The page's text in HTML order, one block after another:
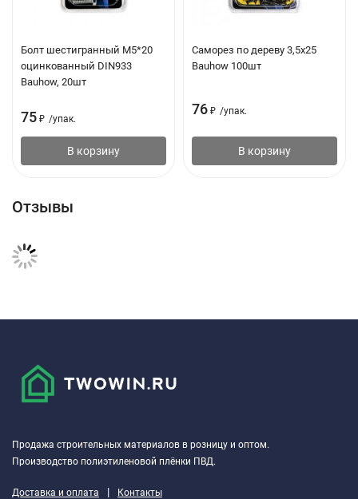
Болт шестигранный М5*20
оцинкованный DIN933
Bauhow, 20шт
75 ₽ /упак.
В корзину
Саморез по дереву 3,5х25
Bauhow 100шт
76 ₽ /упак.
В корзину
Отзывы
Продажа строительных материалов в розницу и оптом.
Производство полиэтиленовой плёнки ПВД.
Доставка и оплата | Контакты